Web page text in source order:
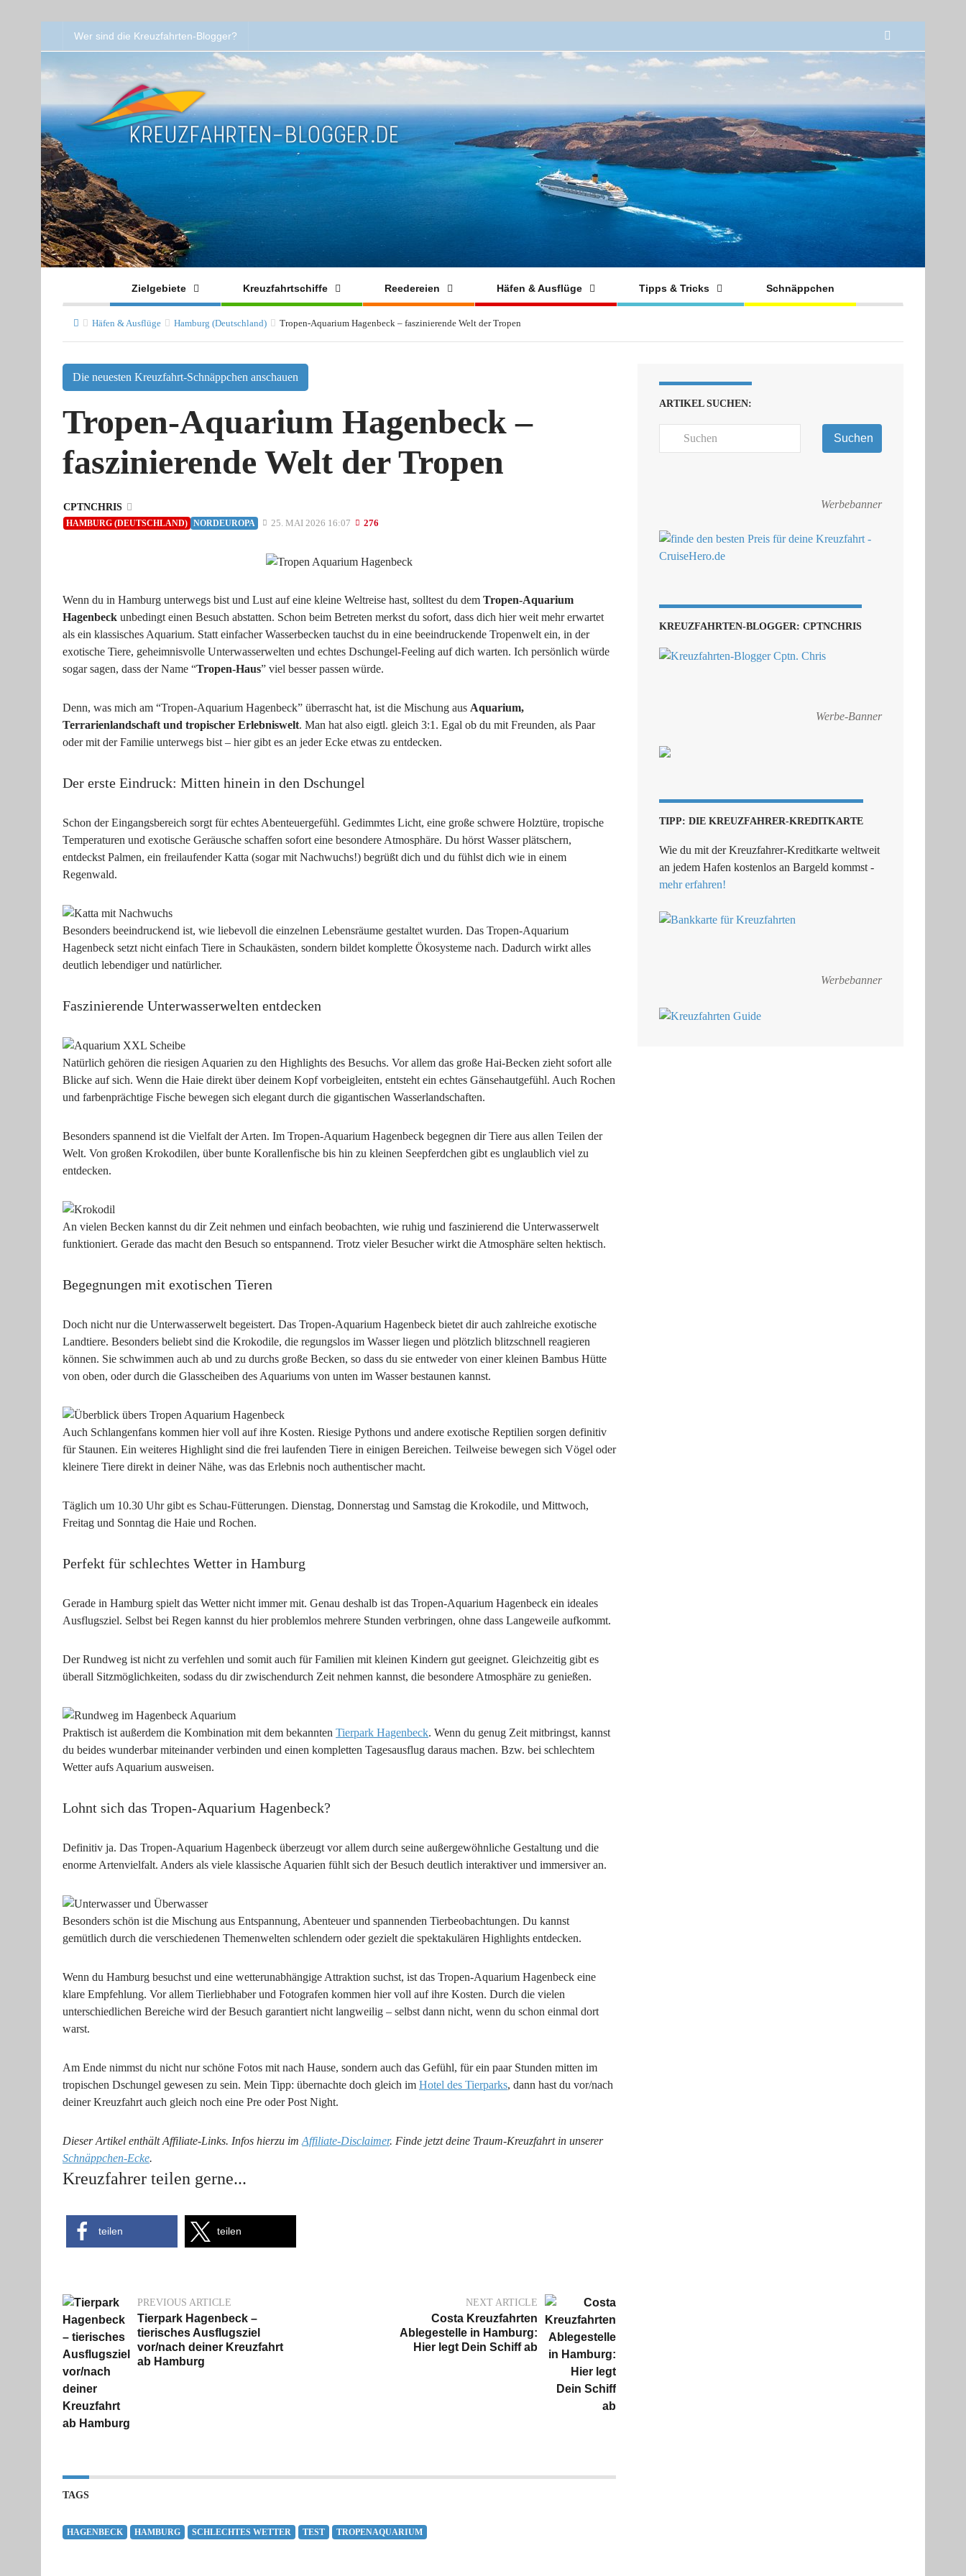
Wer sind die Kreuzfahrten-Blogger?
Zielgebiete Kreuzfahrtschiffe Reedereien Häfen & Ausflüge Tipps & Tricks Schnäppchen
Häfen & Ausflüge Hamburg (Deutschland) Tropen-Aquarium Hagenbeck – faszinierende Welt der Tropen
Die neuesten Kreuzfahrt-Schnäppchen anschauen
Tropen-Aquarium Hagenbeck –
faszinierende Welt der Tropen
CPTNCHRIS
HAMBURG (DEUTSCHLAND) NORDEUROPA 25. MAI 2026 16:07 276
Wenn du in Hamburg unterwegs bist und Lust auf eine kleine Weltreise hast, solltest du dem Tropen-Aquarium
Hagenbeck unbedingt einen Besuch abstatten. Schon beim Betreten merkst du sofort, dass dich hier weit mehr erwartet
als ein klassisches Aquarium. Statt einfacher Wasserbecken tauchst du in eine beeindruckende Tropenwelt ein, in der
exotische Tiere, geheimnisvolle Unterwasserwelten und echtes Dschungel-Feeling auf dich warten. Ich persönlich würde
sogar sagen, dass der Name “Tropen-Haus” viel besser passen würde.
Denn, was mich am “Tropen-Aquarium Hagenbeck” überrascht hat, ist die Mischung aus Aquarium,
Terrarienlandschaft und tropischer Erlebniswelt. Man hat also eigtl. gleich 3:1. Egal ob du mit Freunden, als Paar
oder mit der Familie unterwegs bist – hier gibt es an jeder Ecke etwas zu entdecken.
Der erste Eindruck: Mitten hinein in den Dschungel
Schon der Eingangsbereich sorgt für echtes Abenteuergefühl. Gedimmtes Licht, eine große schwere Holztüre, tropische
Temperaturen und exotische Geräusche schaffen sofort eine besondere Atmosphäre. Du hörst Wasser plätschern,
entdeckst Palmen, ein freilaufender Katta (sogar mit Nachwuchs!) begrüßt dich und du fühlst dich wie in einem
Regenwald.
Besonders beeindruckend ist, wie liebevoll die einzelnen Lebensräume gestaltet wurden. Das Tropen-Aquarium
Hagenbeck setzt nicht einfach Tiere in Schaukästen, sondern bildet komplette Ökosysteme nach. Dadurch wirkt alles
deutlich lebendiger und natürlicher.
Faszinierende Unterwasserwelten entdecken
Natürlich gehören die riesigen Aquarien zu den Highlights des Besuchs. Vor allem das große Hai-Becken zieht sofort alle
Blicke auf sich. Wenn die Haie direkt über deinem Kopf vorbeigleiten, entsteht ein echtes Gänsehautgefühl. Auch Rochen
und farbenprächtige Fische bewegen sich elegant durch die gigantischen Wasserlandschaften.
Besonders spannend ist die Vielfalt der Arten. Im Tropen-Aquarium Hagenbeck begegnen dir Tiere aus allen Teilen der
Welt. Von großen Krokodilen, über bunte Korallenfische bis hin zu kleinen Seepferdchen gibt es unglaublich viel zu
entdecken.
An vielen Becken kannst du dir Zeit nehmen und einfach beobachten, wie ruhig und faszinierend die Unterwasserwelt
funktioniert. Gerade das macht den Besuch so entspannend. Trotz vieler Besucher wirkt die Atmosphäre selten hektisch.
Begegnungen mit exotischen Tieren
Doch nicht nur die Unterwasserwelt begeistert. Das Tropen-Aquarium Hagenbeck bietet dir auch zahlreiche exotische
Landtiere. Besonders beliebt sind die Krokodile, die regungslos im Wasser liegen und plötzlich blitzschnell reagieren
können. Sie schwimmen auch ab und zu durchs große Becken, so dass du sie entweder von einer kleinen Bambus Hütte
von oben, oder durch die Glasscheiben des Aquariums von unten im Wasser bestaunen kannst.
Auch Schlangenfans kommen hier voll auf ihre Kosten. Riesige Pythons und andere exotische Reptilien sorgen definitiv
für Staunen. Ein weiteres Highlight sind die frei laufenden Tiere in einigen Bereichen. Teilweise bewegen sich Vögel oder
kleinere Tiere direkt in deiner Nähe, was das Erlebnis noch authentischer macht.
Täglich um 10.30 Uhr gibt es Schau-Fütterungen. Dienstag, Donnerstag und Samstag die Krokodile, und Mittwoch,
Freitag und Sonntag die Haie und Rochen.
Perfekt für schlechtes Wetter in Hamburg
Gerade in Hamburg spielt das Wetter nicht immer mit. Genau deshalb ist das Tropen-Aquarium Hagenbeck ein ideales
Ausflugsziel. Selbst bei Regen kannst du hier problemlos mehrere Stunden verbringen, ohne dass Langeweile aufkommt.
Der Rundweg ist nicht zu verfehlen und somit auch für Familien mit kleinen Kindern gut geeignet. Gleichzeitig gibt es
überall Sitzmöglichkeiten, sodass du dir zwischendurch Zeit nehmen kannst, die besondere Atmosphäre zu genießen.
Praktisch ist außerdem die Kombination mit dem bekannten Tierpark Hagenbeck. Wenn du genug Zeit mitbringst, kannst
du beides wunderbar miteinander verbinden und einen kompletten Tagesausflug daraus machen. Bzw. bei schlechtem
Wetter aufs Aquarium ausweisen.
Lohnt sich das Tropen-Aquarium Hagenbeck?
Definitiv ja. Das Tropen-Aquarium Hagenbeck überzeugt vor allem durch seine außergewöhnliche Gestaltung und die
enorme Artenvielfalt. Anders als viele klassische Aquarien fühlt sich der Besuch deutlich interaktiver und immersiver an.
Besonders schön ist die Mischung aus Entspannung, Abenteuer und spannenden Tierbeobachtungen. Du kannst
gemütlich durch die verschiedenen Themenwelten schlendern oder gezielt die spektakulären Highlights entdecken.
Wenn du Hamburg besuchst und eine wetterunabhängige Attraktion suchst, ist das Tropen-Aquarium Hagenbeck eine
klare Empfehlung. Vor allem Tierliebhaber und Fotografen kommen hier voll auf ihre Kosten. Durch die vielen
unterschiedlichen Bereiche wird der Besuch garantiert nicht langweilig – selbst dann nicht, wenn du schon einmal dort
warst.
Am Ende nimmst du nicht nur schöne Fotos mit nach Hause, sondern auch das Gefühl, für ein paar Stunden mitten im
tropischen Dschungel gewesen zu sein. Mein Tipp: übernachte doch gleich im Hotel des Tierparks, dann hast du vor/nach
deiner Kreuzfahrt auch gleich noch eine Pre oder Post Night.
Dieser Artikel enthält Affiliate-Links. Infos hierzu im Affiliate-Disclaimer. Finde jetzt deine Traum-Kreuzfahrt in unserer
Schnäppchen-Ecke.
Kreuzfahrer teilen gerne...
teilen teilen
PREVIOUS ARTICLE
Tierpark Hagenbeck –
tierisches Ausflugsziel
vor/nach deiner Kreuzfahrt
ab Hamburg
NEXT ARTICLE
Costa Kreuzfahrten
Ablegestelle in Hamburg:
Hier legt Dein Schiff ab
TAGS
HAGENBECK HAMBURG SCHLECHTES WETTER TEST TROPENAQUARIUM
ARTIKEL SUCHEN:
Suchen
Werbebanner
KREUZFAHRTEN-BLOGGER: CPTNCHRIS
Werbe-Banner
TIPP: DIE KREUZFAHRER-KREDITKARTE
Wie du mit der Kreuzfahrer-Kreditkarte weltweit
an jedem Hafen kostenlos an Bargeld kommst -
mehr erfahren!
Werbebanner